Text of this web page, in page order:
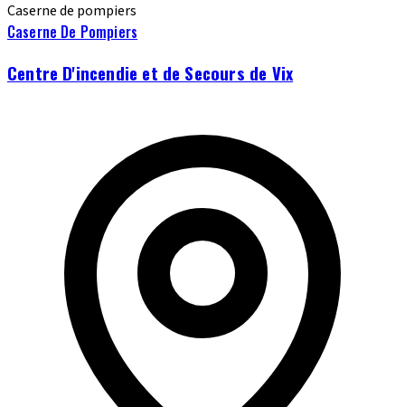
Caserne de pompiers
Caserne De Pompiers
Centre D'incendie et de Secours de Vix